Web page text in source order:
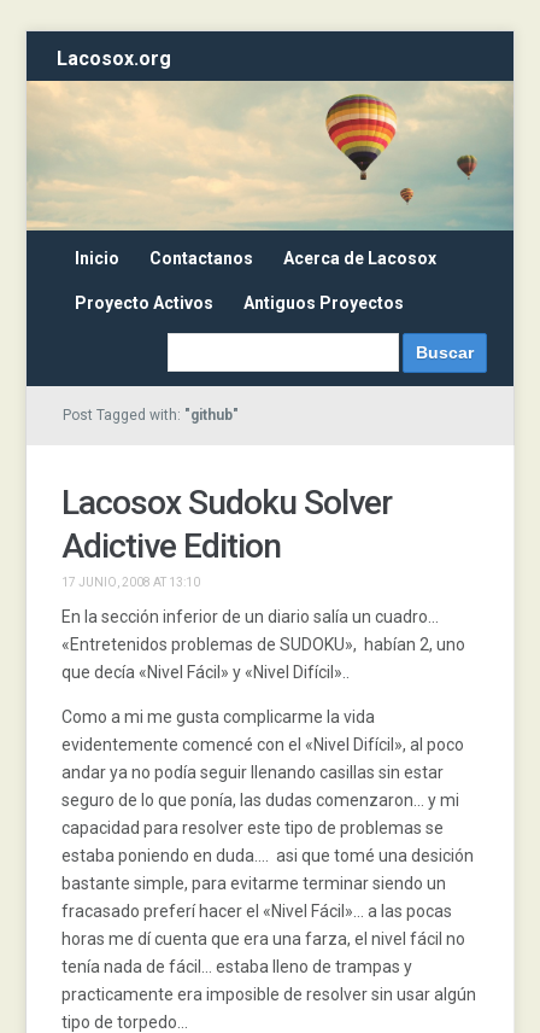
Lacosox.org
Inicio Contactanos Acerca de Lacosox
Proyecto Activos Antiguos Proyectos
Post Tagged with: "github"
Lacosox Sudoku Solver
Adictive Edition
17 JUNIO, 2008 AT 13:10
En la sección inferior de un diario salía un cuadro…
«Entretenidos problemas de SUDOKU», habían 2, uno
que decía «Nivel Fácil» y «Nivel Difícil»..
Como a mi me gusta complicarme la vida
evidentemente comencé con el «Nivel Difícil», al poco
andar ya no podía seguir llenando casillas sin estar
seguro de lo que ponía, las dudas comenzaron… y mi
capacidad para resolver este tipo de problemas se
estaba poniendo en duda…. asi que tomé una desición
bastante simple, para evitarme terminar siendo un
fracasado preferí hacer el «Nivel Fácil»… a las pocas
horas me dí cuenta que era una farza, el nivel fácil no
tenía nada de fácil… estaba lleno de trampas y
practicamente era imposible de resolver sin usar algún
tipo de torpedo…